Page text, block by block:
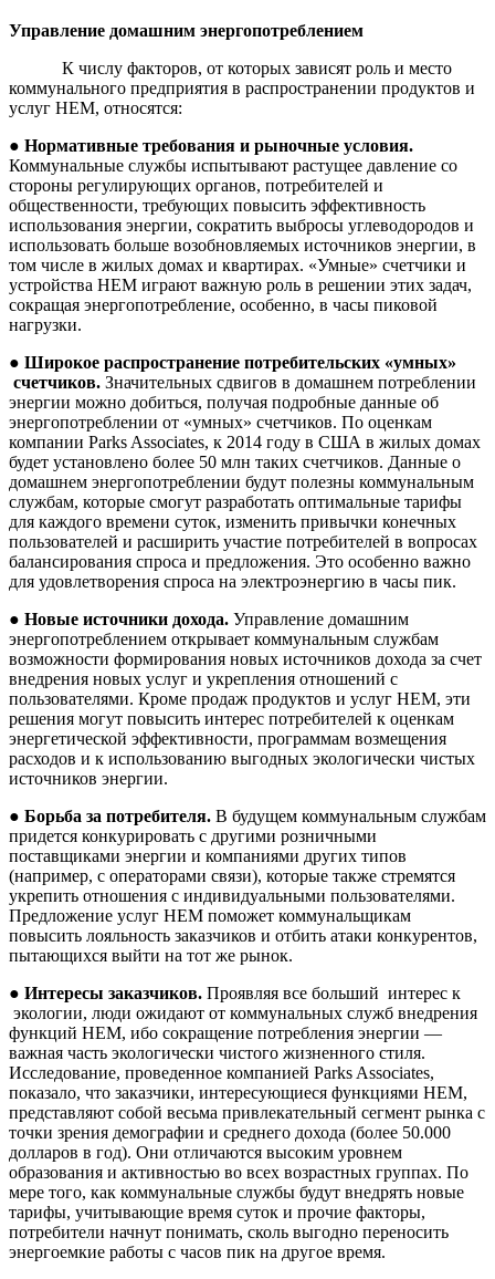
Управление домашним энергопотреблением
К числу факторов, от которых зависят роль и место
коммунального предприятия в распространении продуктов и
услуг HEM, относятся:
● Нормативные требования и рыночные условия.
Коммунальные службы испытывают растущее давление со
стороны регулирующих органов, потребителей и
общественности, требующих повысить эффективность
использования энергии, сократить выбросы углеводородов и
использовать больше возобновляемых источников энергии, в
том числе в жилых домах и квартирах. «Умные» счетчики и
устройства HEM играют важную роль в решении этих задач,
сокращая энергопотребление, особенно, в часы пиковой
нагрузки.
● Широкое распространение потребительских «умных»
счетчиков. Значительных сдвигов в домашнем потреблении
энергии можно добиться, получая подробные данные об
энергопотреблении от «умных» счетчиков. По оценкам
компании Parks Associates, к 2014 году в США в жилых домах
будет установлено более 50 млн таких счетчиков. Данные о
домашнем энергопотреблении будут полезны коммунальным
службам, которые смогут разработать оптимальные тарифы
для каждого времени суток, изменить привычки конечных
пользователей и расширить участие потребителей в вопросах
балансирования спроса и предложения. Это особенно важно
для удовлетворения спроса на электроэнергию в часы пик.
● Новые источники дохода. Управление домашним
энергопотреблением открывает коммунальным службам
возможности формирования новых источников дохода за счет
внедрения новых услуг и укрепления отношений с
пользователями. Кроме продаж продуктов и услуг HEM, эти
решения могут повысить интерес потребителей к оценкам
энергетической эффективности, программам возмещения
расходов и к использованию выгодных экологически чистых
источников энергии.
● Борьба за потребителя. В будущем коммунальным службам
придется конкурировать с другими розничными
поставщиками энергии и компаниями других типов
(например, с операторами связи), которые также стремятся
укрепить отношения с индивидуальными пользователями.
Предложение услуг HEM поможет коммунальщикам
повысить лояльность заказчиков и отбить атаки конкурентов,
пытающихся выйти на тот же рынок.
● Интересы заказчиков. Проявляя все больший интерес к
экологии, люди ожидают от коммунальных служб внедрения
функций HEM, ибо сокращение потребления энергии —
важная часть экологически чистого жизненного стиля.
Исследование, проведенное компанией Parks Associates,
показало, что заказчики, интересующиеся функциями HEM,
представляют собой весьма привлекательный сегмент рынка с
точки зрения демографии и среднего дохода (более 50.000
долларов в год). Они отличаются высоким уровнем
образования и активностью во всех возрастных группах. По
мере того, как коммунальные службы будут внедрять новые
тарифы, учитывающие время суток и прочие факторы,
потребители начнут понимать, сколь выгодно переносить
энергоемкие работы с часов пик на другое время.